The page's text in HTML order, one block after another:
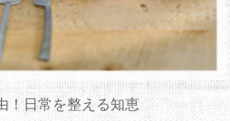
！日常を整える知恵